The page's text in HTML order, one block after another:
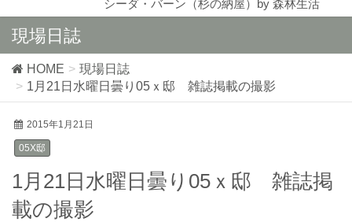
シーダ・バーン（杉の納屋）by 森林生活
現場日誌
HOME
現場日誌
1月21日水曜日曇り05ｘ邸 雑誌掲載の撮影
2015年1月21日
05X邸
1月21日水曜日曇り05ｘ邸 雑誌掲
載の撮影